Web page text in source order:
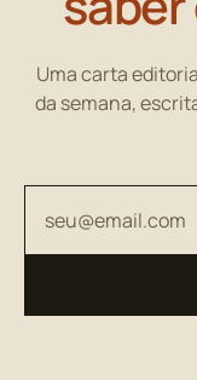
Uma carta
da semana,